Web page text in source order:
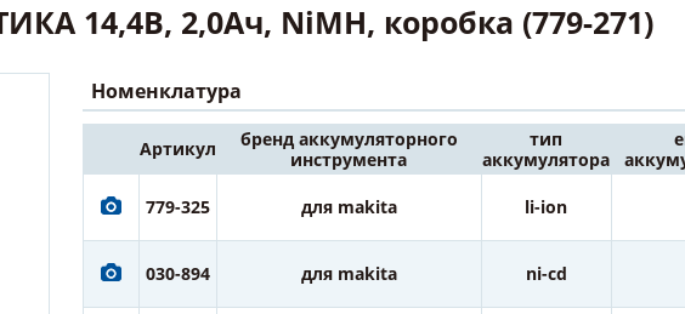
14,4В, 2,0Ач, NiMH, коробка (779-271)
Номенклатура
Артикул
бренд аккумуляторного
инструмента
тип
аккумулятора
779-325 для makita li-ion
030-894 для makita ni-cd